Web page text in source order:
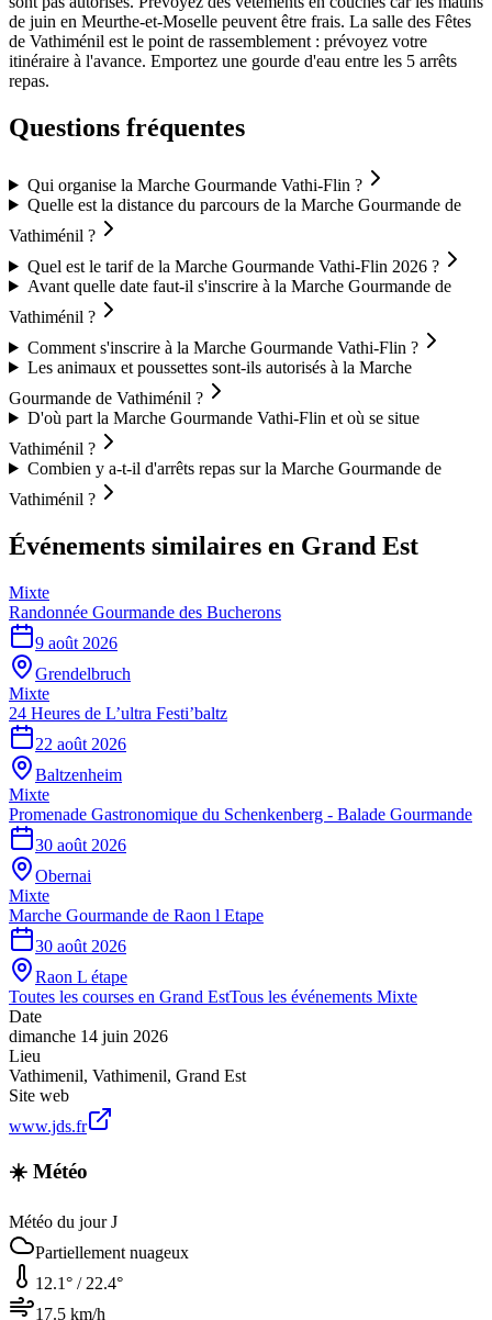
de juin en Meurthe-et-Moselle peuvent être frais. La salle des Fêtes
de Vathiménil est le point de rassemblement : prévoyez votre
itinéraire à l'avance. Emportez une gourde d'eau entre les 5 arrêts
repas.
Questions fréquentes
Qui organise la Marche Gourmande Vathi-Flin ?
Quelle est la distance du parcours de la Marche Gourmande de
Vathiménil ?
Quel est le tarif de la Marche Gourmande Vathi-Flin 2026 ?
Avant quelle date faut-il s'inscrire à la Marche Gourmande de
Vathiménil ?
Comment s'inscrire à la Marche Gourmande Vathi-Flin ?
Les animaux et poussettes sont-ils autorisés à la Marche
Gourmande de Vathiménil ?
D'où part la Marche Gourmande Vathi-Flin et où se situe
Vathiménil ?
Combien y a-t-il d'arrêts repas sur la Marche Gourmande de
Vathiménil ?
Événements similaires en Grand Est
Mixte
Randonnée Gourmande des Bucherons
9 août 2026
Grendelbruch
Mixte
24 Heures de L’ultra Festi’baltz
22 août 2026
Baltzenheim
Mixte
Promenade Gastronomique du Schenkenberg - Balade Gourmande
30 août 2026
Obernai
Mixte
Marche Gourmande de Raon l Etape
30 août 2026
Raon L étape
Toutes les courses en Grand EstTous les événements Mixte
Date
dimanche 14 juin 2026
Lieu
Vathimenil, Vathimenil, Grand Est
Site web
www.jds.fr
☀️ Météo
Météo du jour J
Partiellement nuageux
12.1° / 22.4°
17.5 km/h